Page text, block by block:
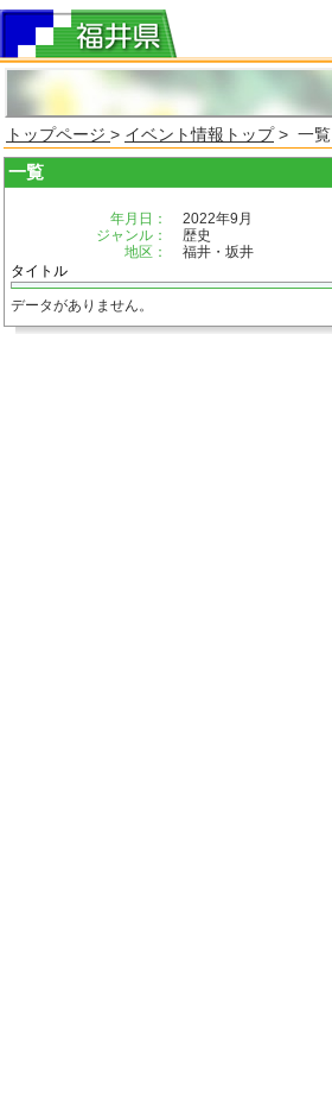
トップページ > イベント情報トップ> 一覧
一覧
年月日：
2022年9月
ジャンル：
歴史
地区：
福井・坂井
タイトル
データがありません。